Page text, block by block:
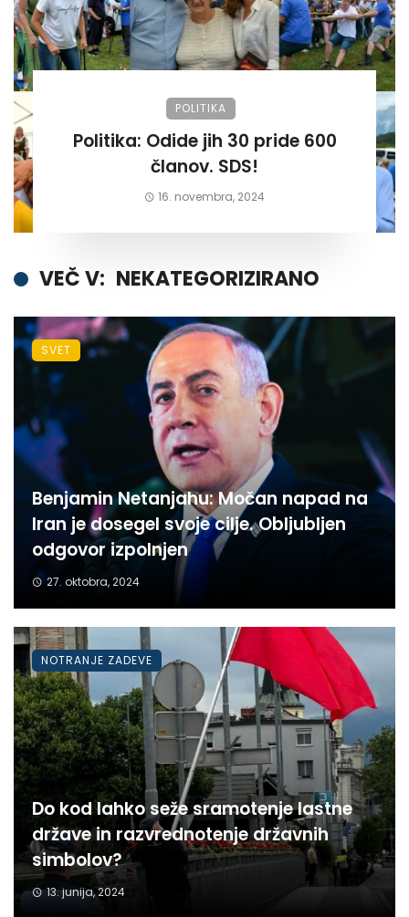
POLITIKA
Politika: Odide jih 30 pride 600
članov. SDS!
16. novembra, 2024
VEČ V: NEKATEGORIZIRANO
Benjamin Netanjahu: Močan napad na
Iran je dosegel svoje cilje. Obljubljen
odgovor izpolnjen
27. oktobra, 2024
SVET
Do kod lahko seže sramotenje lastne
države in razvrednotenje državnih
simbolov?
13. junija, 2024
NOTRANJE ZADEVE